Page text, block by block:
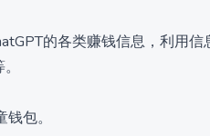
的各类赚钱信息，利用信
包。